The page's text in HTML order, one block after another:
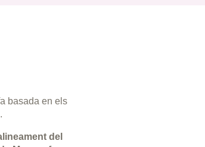
basada en els
del